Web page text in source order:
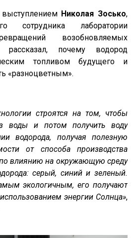
Николая Зосько,
сотрудника лаборатории
возобновляемых
рассказал, почему водород
топливом будущего и
«разноцветным».
строятся на том, чтобы
воды и потом получить воду
водорода, получая полезную
от способа производства
по влиянию на окружающую среду
серый, синий и зеленый.
экологичным, его получают
энергии Солнца»,